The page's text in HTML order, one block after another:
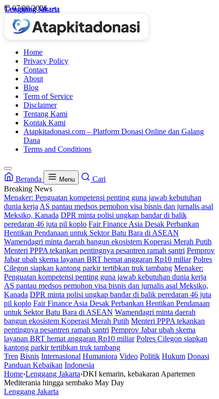
Skip
content
07/08/2026
Home
Privacy Policy
Contact
About
Blog
Term of Service
Disclaimer
Tentang Kami
Kontak Kami
Atapkitadonasi.com – Platform Donasi Online dan Galang
Dana
Terms and Conditions
Beranda Menu
Cari
Breaking News
Menaker: Penguatan kompetensi penting guna jawab kebutuhan
dunia kerja AS pantau medsos pemohon visa bisnis dan jurnalis asal
Meksiko, Kanada DPR minta polisi ungkap bandar di balik
peredaran 46 juta pil koplo Fair Finance Asia Desak Perbankan
Hentikan Pendanaan untuk Sektor Batu Bara di ASEAN
Wamendagri minta daerah bangun ekosistem Koperasi Merah Putih
Menteri PPPA tekankan pentingnya pesantren ramah santri Pemprov
Jabar ubah skema layanan BRT hemat anggaran Rp10 miliar Polres
Cilegon siapkan kantong parkir tertibkan truk tambang Menaker:
Penguatan kompetensi penting guna jawab kebutuhan dunia kerja
AS pantau medsos pemohon visa bisnis dan jurnalis asal Meksiko,
Kanada DPR minta polisi ungkap bandar di balik peredaran 46 juta
pil koplo Fair Finance Asia Desak Perbankan Hentikan Pendanaan
untuk Sektor Batu Bara di ASEAN Wamendagri minta daerah
bangun ekosistem Koperasi Merah Putih Menteri PPPA tekankan
pentingnya pesantren ramah santri Pemprov Jabar ubah skema
layanan BRT hemat anggaran Rp10 miliar Polres Cilegon siapkan
kantong parkir tertibkan truk tambang
Tren Bisnis Internasional Humaniora Video Politik Hukum Donasi
Panduan Kebaikan Indonesia
Home›Lenggang Jakarta›DKI kemarin, kebakaran Apartemen
Mediterania hingga sembako May Day
Lenggang Jakarta
Lenggang Jakarta
Lenggang Jakarta
Lenggang Jakarta
Lenggang Jakarta